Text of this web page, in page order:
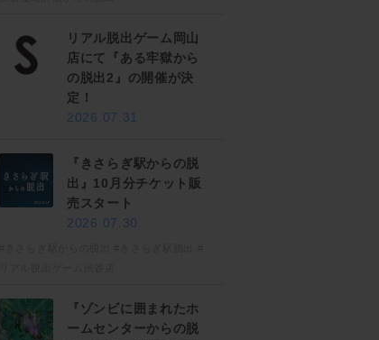
リアル脱出ゲーム岡山
店にて『ある牢獄から
の脱出2』の開催が決
定！
2026.07.31
『きさらぎ駅からの脱
出』10月分チケット販
売スタート
2026.07.30
『ゾンビに囲まれたホ
ームセンターからの脱